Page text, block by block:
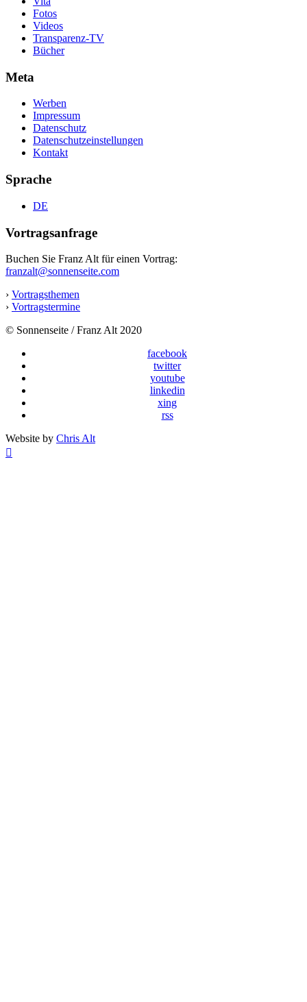
Fotos
Videos
Transparenz-TV
Bücher
Meta
Werben
Impressum
Datenschutz
Datenschutzeinstellungen
Kontakt
Sprache
DE
Vortragsanfrage
Buchen Sie Franz Alt für einen Vortrag:
franzalt@sonnenseite.com
› Vortragsthemen
› Vortragstermine
© Sonnenseite / Franz Alt 2020
facebook
twitter
youtube
linkedin
xing
rss
Website by Chris Alt